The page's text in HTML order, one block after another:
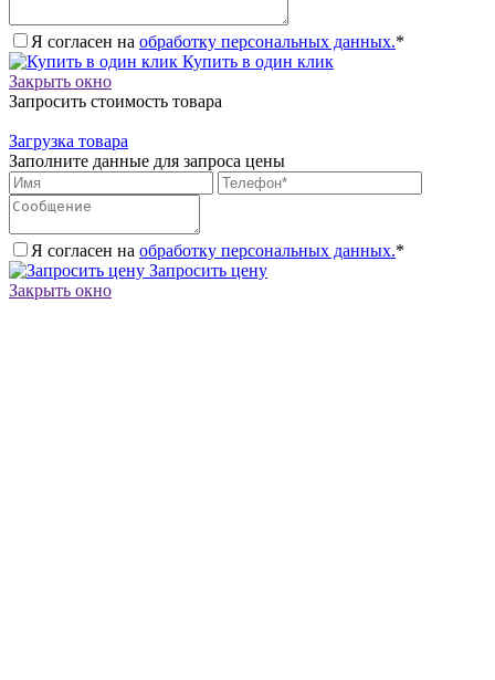
Я согласен на обработку персональных данных.*
Купить в один клик
Закрыть окно
Запросить стоимость товара
Загрузка товара
Заполните данные для запроса цены
Я согласен на обработку персональных данных.*
Запросить цену
Закрыть окно